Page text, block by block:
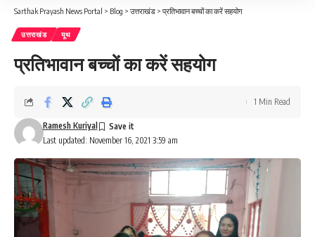
Sarthak Prayash News Portal > Blog > उत्तराखंड > प्रतिभावान बच्चों का करें सहयोग
उत्तराखंड यूथ
प्रतिभावान बच्चों का करें सहयोग
Last updated: November 16, 2021 3:59 am
Ramesh Kuriyal
1 Min Read